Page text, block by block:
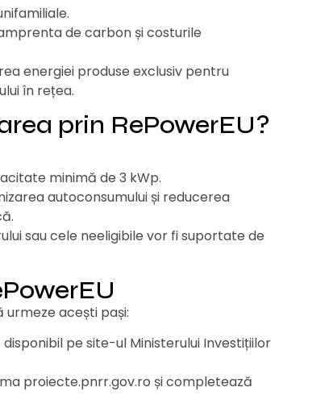
de carbon și costurile
energiei produse exclusiv pentru
în rețea.
prin RePowerEU?
minimă de 3 kWp.
autoconsumului și reducerea
sau cele neeligibile vor fi suportate de
acești pași:
pe site-ul Ministerului Investițiilor
proiecte.pnrr.gov.ro și completează